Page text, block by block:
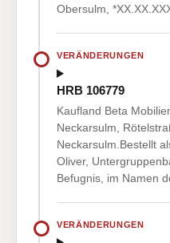
Obersulm,
VERÄNDERUNGEN
HRB 106779
Kaufland Beta
Neckarsulm,
Neckarsulm.Bestellt
Oliver,
Befugnis, im Namen
VERÄNDERUNGEN